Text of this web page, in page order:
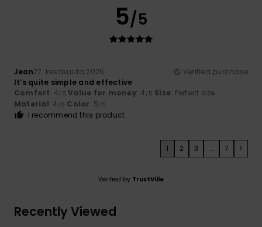
5/5
Jean27. kesäkuuta 2026
Verified purchase
It’s quite simple and effective
Comfort: 4/5 Value for money: 4 /5 Size: Perfect size
Material: 4 /5 Color: 5/5
I recommend this product
1 2 3 ... 7 >
Verified by TrustVille
Recently Viewed